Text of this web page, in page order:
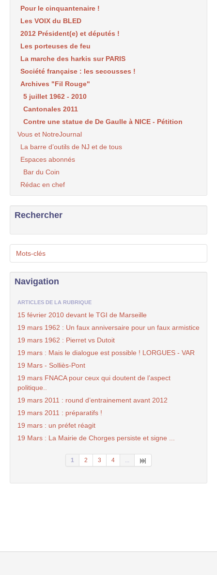
Pour le cinquantenaire !
Les VOIX du BLED
2012 Président(e) et députés !
Les porteuses de feu
La marche des harkis sur PARIS
Société française : les secousses !
Archives "Fil Rouge"
5 juillet 1962 - 2010
Cantonales 2011
Contre une statue de De Gaulle à NICE - Pétition
Vous et NotreJournal
La barre d’outils de NJ et de tous
Espaces abonnés
Bar du Coin
Rédac en chef
Rechercher
Mots-clés
Navigation
ARTICLES DE LA RUBRIQUE
15 février 2010 devant le TGI de Marseille
19 mars 1962 : Un faux anniversaire pour un faux armistice
19 mars 1962 : Pierret vs Dutoit
19 mars : Mais le dialogue est possible ! LORGUES - VAR
19 Mars - Solliès-Pont
19 mars FNACA pour ceux qui doutent de l’aspect
politique..
19 mars 2011 : round d’entrainement avant 2012
19 mars 2011 : préparatifs !
19 mars : un préfet réagit
19 Mars : La Mairie de Chorges persiste et signe ...
1 2 3 4 ...